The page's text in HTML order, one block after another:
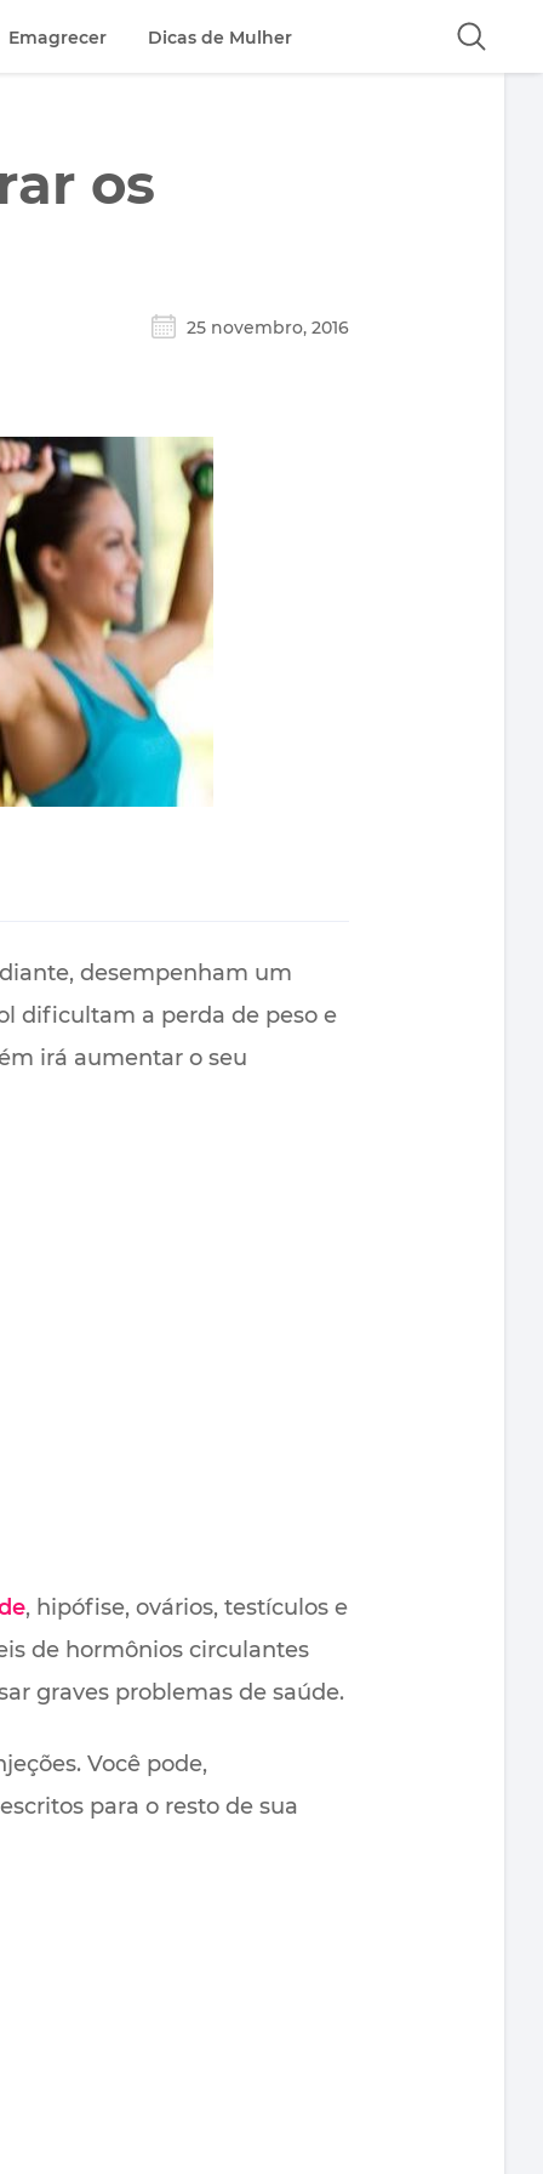
os
25 novembro, 2016
desempenham um
dificultam a perda de peso e
irá aumentar o seu
, hipófise, ovários, testículos e
de hormônios circulantes
graves problemas de saúde.
Você pode,
para o resto de sua
Emagrecer Dicas de Mulher